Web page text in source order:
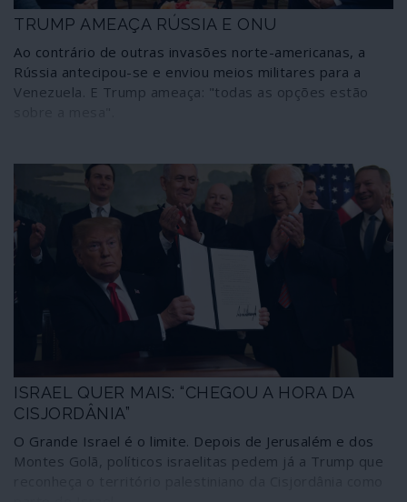
TRUMP AMEAÇA RÚSSIA E ONU
Ao contrário de outras invasões norte-americanas, a
Rússia antecipou-se e enviou meios militares para a
Venezuela. E Trump ameaça: "todas as opções estão
ISRAEL QUER MAIS: “CHEGOU A HORA DA
CISJORDÂNIA”
O Grande Israel é o limite. Depois de Jerusalém e dos
Montes Golã, políticos israelitas pedem já a Trump que